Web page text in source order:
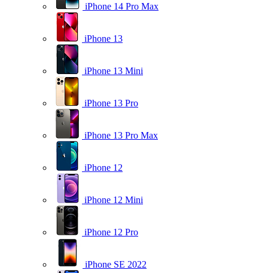
iPhone 14 Pro Max
iPhone 13
iPhone 13 Mini
iPhone 13 Pro
iPhone 13 Pro Max
iPhone 12
iPhone 12 Mini
iPhone 12 Pro
iPhone SE 2022